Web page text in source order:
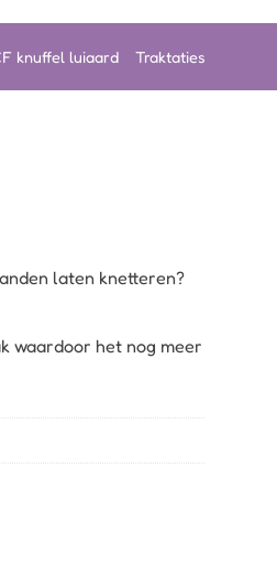
knuffel luiaard Traktaties
laten knetteren?
waardoor het nog meer